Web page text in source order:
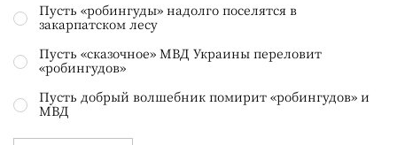
Пусть «робингуды» надолго поселятся в
закарпатском лесу
Пусть «сказочное» МВД Украины переловит
«робингудов»
Пусть добрый волшебник помирит «робингудов» и
МВД